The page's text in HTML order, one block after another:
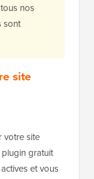
nos
sont
site
votre site
plugin gratuit
et vous